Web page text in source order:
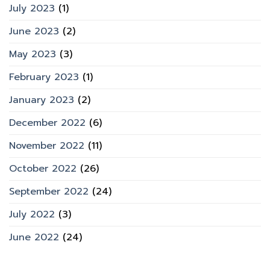
July 2023 (1)
June 2023 (2)
May 2023 (3)
February 2023 (1)
January 2023 (2)
December 2022 (6)
November 2022 (11)
October 2022 (26)
September 2022 (24)
July 2022 (3)
June 2022 (24)